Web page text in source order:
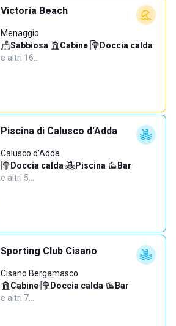
Victoria Beach
Menaggio
Sabbiosa· Cabine· Doccia calda·
e altri 16…
Piscina di Calusco d'Adda
Calusco d'Adda
Doccia calda· Piscina· Bar·
e altri 5…
Sporting Club Cisano
Cisano Bergamasco
Cabine· Doccia calda· Bar·
e altri 7…